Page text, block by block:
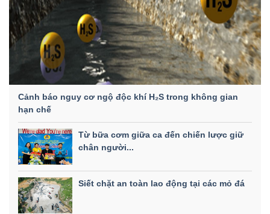
Cảnh báo nguy cơ ngộ độc khí H₂S trong không gian
hạn chế
Từ bữa cơm giữa ca đến chiến lược giữ
chân người...
Siết chặt an toàn lao động tại các mỏ đá